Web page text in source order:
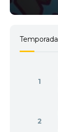
Temporada
1
2